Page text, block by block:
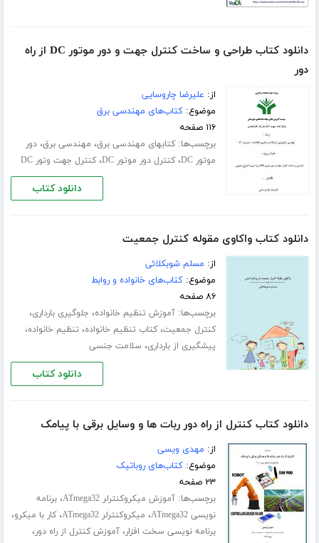
دانلود کتاب طراحی و ساخت کنترل جهت و دور موتور DC از راه
دور
از: علیرضا چاروسایی
موضوع:کتاب‌های مهندسی برق
۱۱۶ صفحه
برچسب‌ها:کتابهای مهندسی برق، مهندسی برق،دور
موتور DC
،کنترل دور موتور DC ،کنترل جهت وتور DC
دانلود کتاب
دانلود کتاب واکاوی مقوله کنترل جمعیت
از: مسلم شوبکلائی
موضوع:کتاب‌های خانواده و روابط
۸۶ صفحه
برچسب‌ها:آموزش تنظیم خانواده، جلوگیری بارداری،
کنترل جمعیت،کتاب تنظیم خانواده، تنظیم خانواده،
پیشگیری از بارداری، سلامت جنسی
دانلود کتاب
دانلود کتاب کنترل از راه دور ربات ها و وسایل برقی با پیامک
از: مهدی ویسی
موضوع:کتاب‌های روباتیک
۲۳ صفحه
برچسب‌ها:آموزش میکروکنترلر ATmega32 ،برنامه
نویسی ATmega32
، میکروکنترلر ATmega32 ،کار با میکرو،
برنامه نویسی سخت افزار،آموزش کنترل از راه دور،